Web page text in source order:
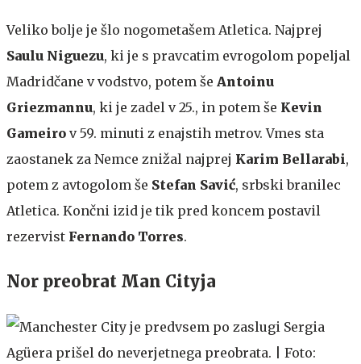
Veliko bolje je šlo nogometašem Atletica. Najprej
Saulu Niguezu, ki je s pravcatim evrogolom popeljal
Madridčane v vodstvo, potem še Antoinu
Griezmannu, ki je zadel v 25., in potem še Kevin
Gameiro v 59. minuti z enajstih metrov. Vmes sta
zaostanek za Nemce znižal najprej Karim Bellarabi,
potem z avtogolom še Stefan Savić, srbski branilec
Atletica. Končni izid je tik pred koncem postavil
rezervist Fernando Torres.
Nor preobrat Man Cityja